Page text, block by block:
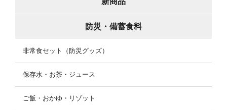
防災・備蓄食料
非常食セット（防災グッズ）
保存水・お茶・ジュース
ご飯・おかゆ・リゾット